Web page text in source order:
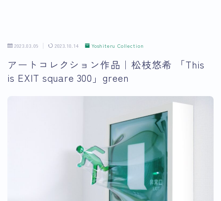
2023.03.09 2023.10.14 Yoshiteru Collection
アートコレクション作品｜松枝悠希 「This
is EXIT square 300」green